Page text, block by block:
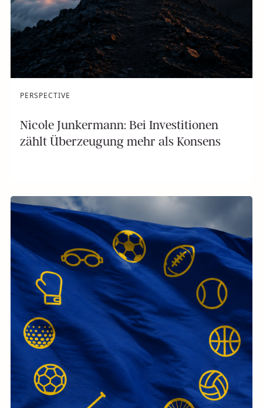
PERSPECTIVE
Nicole Junkermann: Bei Investitionen
zählt Überzeugung mehr als Konsens